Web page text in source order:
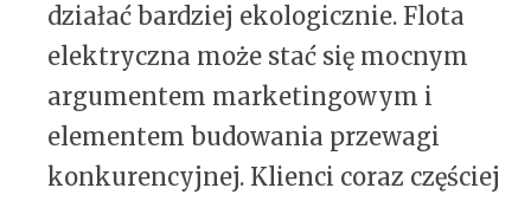
działać bardziej ekologicznie. Flota
elektryczna może stać się mocnym
argumentem marketingowym i
elementem budowania przewagi
konkurencyjnej. Klienci coraz częściej